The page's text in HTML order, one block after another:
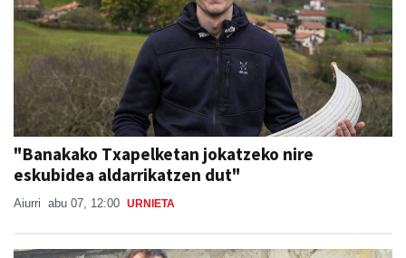
"Banakako Txapelketan jokatzeko nire
eskubidea aldarrikatzen dut"
Aiurri abu 07, 12:00 URNIETA